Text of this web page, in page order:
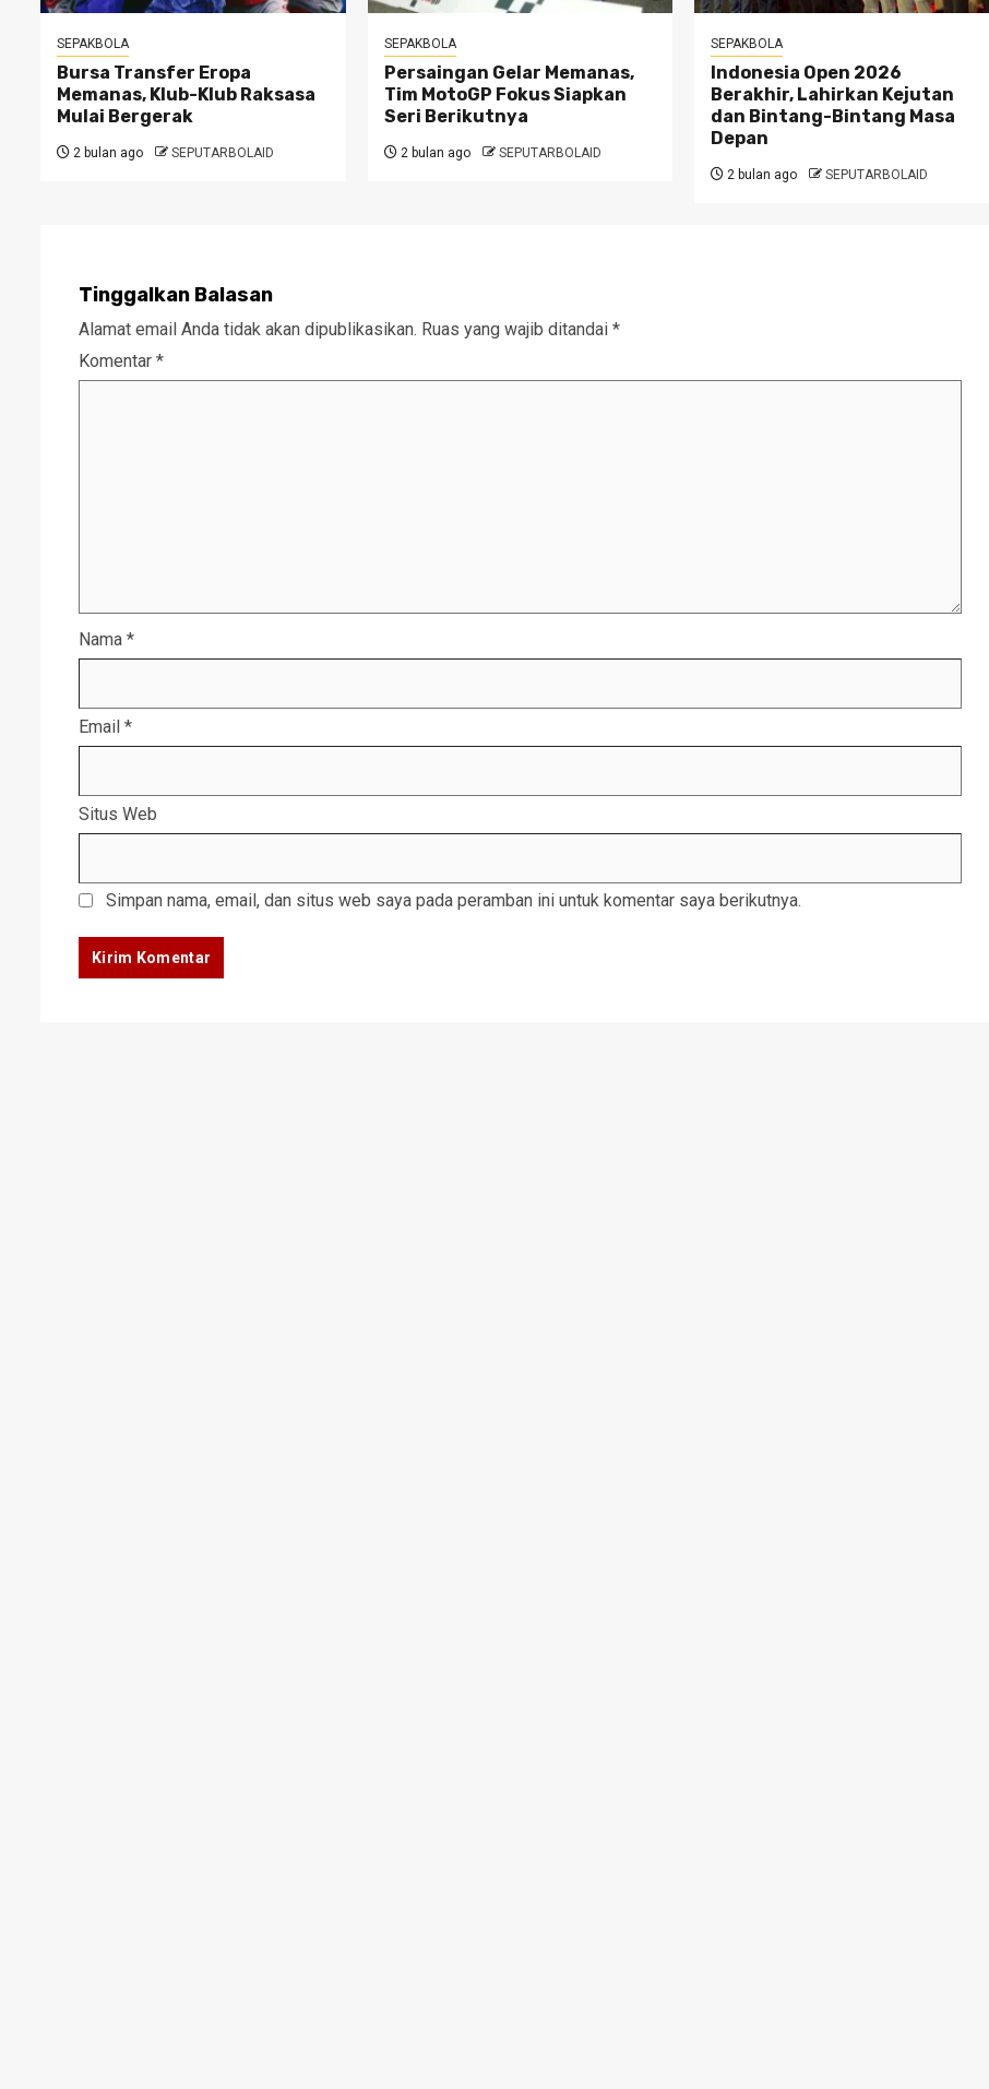
SEPAKBOLA
Bursa Transfer Eropa
Memanas, Klub-Klub Raksasa
Mulai Bergerak
2 bulan ago SEPUTARBOLAID
SEPAKBOLA
Persaingan Gelar Memanas,
Tim MotoGP Fokus Siapkan
Seri Berikutnya
2 bulan ago SEPUTARBOLAID
SEPAKBOLA
Indonesia Open 2026
Berakhir, Lahirkan Kejutan
dan Bintang-Bintang Masa
Depan
2 bulan ago SEPUTARBOLAID
Tinggalkan Balasan
Alamat email Anda tidak akan dipublikasikan. Ruas yang wajib ditandai *
Komentar *
Nama *
Email *
Situs Web
Simpan nama, email, dan situs web saya pada peramban ini untuk komentar saya berikutnya.